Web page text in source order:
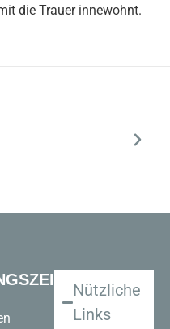
die Trauer innewohnt.
Nützliche
Links